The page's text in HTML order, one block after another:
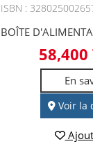
ISBN :
BOÎTE
58,400
En
Voir la